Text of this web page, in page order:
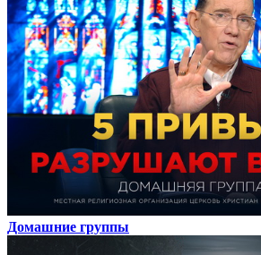
Домашние группы